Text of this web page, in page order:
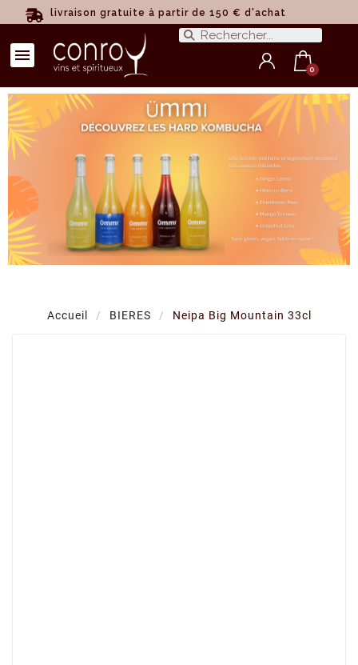
livraison gratuite à partir de 150 € d'achat
Accueil BIERES Neipa Big Mountain 33cl